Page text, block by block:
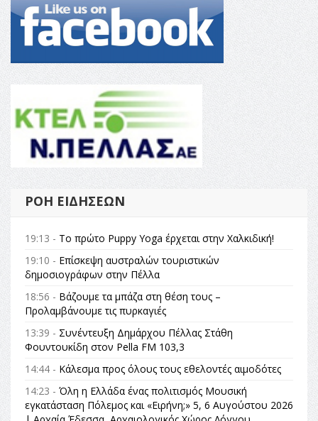
ΡΟΉ ΕΙΔΉΣΕΩΝ
19:13 - Το πρώτο Puppy Yoga έρχεται στην Χαλκιδική!
19:10 - Επίσκεψη αυστραλών τουριστικών
δημοσιογράφων στην Πέλλα
18:56 - Βάζουμε τα μπάζα στη θέση τους –
Προλαμβάνουμε τις πυρκαγιές
13:39 - Συνέντευξη Δημάρχου Πέλλας Στάθη
Φουντουκίδη στον Pella FM 103,3
14:44 - Κάλεσμα προς όλους τους εθελοντές αιμοδότες
14:23 - Όλη η Ελλάδα ένας πολιτισμός Μουσική
εγκατάσταση Πόλεμος και «Ειρήνη;» 5, 6 Αυγούστου 2026